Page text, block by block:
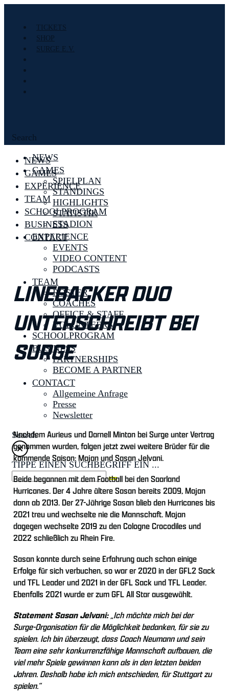
TICKETS
SHOP
SURGE E.V.
Search
NEWS
GAMES
SPIELPLAN
STANDINGS
HIGHLIGHTS
STATISTIK
STADION
EXPERIENCE
EVENTS
VIDEO CONTENT
PODCASTS
TEAM
ROSTER
COACHES
OFFICE & STAFF
VOLUNTEERS
SCHOOLPROGRAM
BUSINESS
PARTNERSHIPS
BECOME A PARTNER
CONTACT
Allgemeine Anfrage
Presse
Newsletter
Search
TIPPE EINEN SUCHBEGRIFF EIN ...
NEWS
GAMES
EXPERIENCE
TEAM
SCHOOLPROGRAM
BUSINESS
CONTACT
LINEBACKER DUO
UNTERSCHREIBT BEI
SURGE
Nachdem Aurieus und Darnell Minton bei Surge unter Vertrag
genommen wurden, folgen jetzt zwei weitere Brüder für die
kommende Saison: Majan und Sasan Jelvani.
Beide begannen mit dem Football bei den Saarland
Hurricanes. Der 4 Jahre ältere Sasan bereits 2009, Majan
dann ab 2013. Der 27-Jährige Sasan blieb den Hurricanes bis
2021 treu und wechselte nie die Mannschaft. Majan
dagegen wechselte 2019 zu den Cologne Crocodiles und
2022 schließlich zu Rhein Fire.
Sasan konnte durch seine Erfahrung auch schon einige
Erfolge für sich verbuchen, so war er 2020 in der GFL2 Sack
und TFL Leader und 2021 in der GFL Sack und TFL Leader.
Ebenfalls 2021 wurde er zum GFL All Star ausgewählt.
Statement Sasan Jelvani:„Ich möchte mich bei der
Surge-Organisation für die Möglichkeit bedanken, für sie zu
spielen. Ich bin überzeugt, dass Coach Neumann und sein
Team eine sehr konkurrenzfähige Mannschaft aufbauen, die
viel mehr Spiele gewinnen kann als in den letzten beiden
Jahren. Deshalb habe ich mich entschieden, für Stuttgart zu
spielen.“